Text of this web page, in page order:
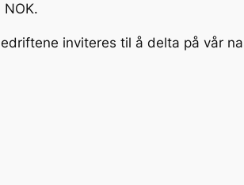
inviteres til å delta på vår